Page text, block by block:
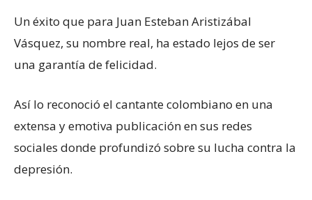
Un éxito que para Juan Esteban Aristizábal
Vásquez, su nombre real, ha estado lejos de ser
una garantía de felicidad.
Así lo reconoció el cantante colombiano en una
extensa y emotiva publicación en sus redes
sociales donde profundizó sobre su lucha contra la
depresión.